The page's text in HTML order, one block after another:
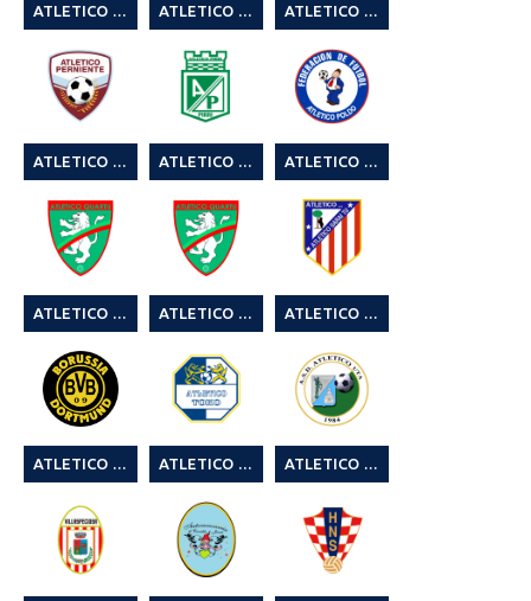
ATLETICO MADRINK ATLETICO NACIONAL ATLETICO PANZEROTTI
ATLETICO PERNIENTE ATLETICO PIRRI ATLETICO POLDO
ATLETICO TOCCO (1) ATLETICO TOKO ATLETICO UTA (1° TORNEO LEGA CALCIO A 8)